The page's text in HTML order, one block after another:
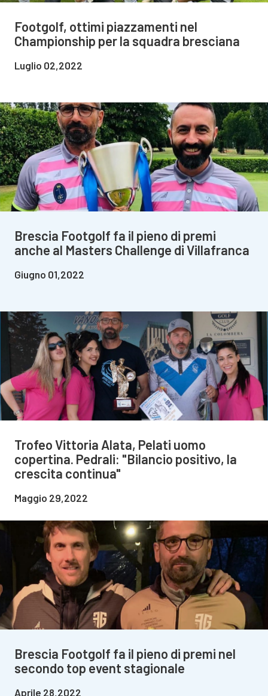
Footgolf, ottimi piazzamenti nel
Championship per la squadra bresciana
Luglio 02,2022
Brescia Footgolf fa il pieno di premi
anche al Masters Challenge di Villafranca
Giugno 01,2022
Trofeo Vittoria Alata, Pelati uomo
copertina. Pedrali: "Bilancio positivo, la
crescita continua"
Maggio 29,2022
Brescia Footgolf fa il pieno di premi nel
secondo top event stagionale
Aprile 28,2022